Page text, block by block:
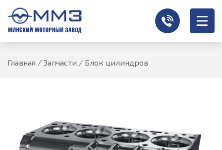
Главная / Запчасти / Блок цилиндров